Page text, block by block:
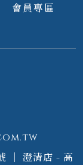
會員專區
｜ 澄清店 - 高